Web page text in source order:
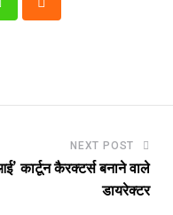
WhatsappCloud
NEXT POST
कार्टून कैरक्टर्स बनाने वाले
डायरेक्टर